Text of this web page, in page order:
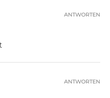
ANTWORTEN
ANTWORTEN